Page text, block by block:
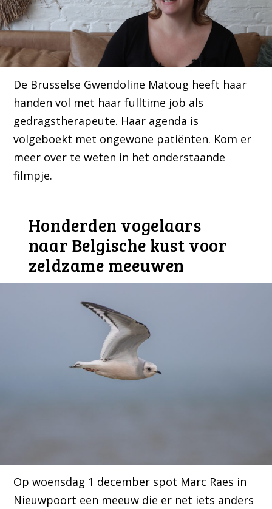
De Brusselse Gwendoline Matoug heeft haar
handen vol met haar fulltime job als
gedragstherapeute. Haar agenda is
volgeboekt met ongewone patiënten. Kom er
meer over te weten in het onderstaande
filmpje.
Honderden vogelaars
naar Belgische kust voor
zeldzame meeuwen
Op woensdag 1 december spot Marc Raes in
Nieuwpoort een meeuw die er net iets anders